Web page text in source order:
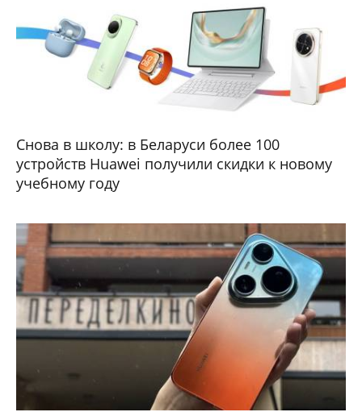
Снова в школу: в Беларуси более 100
устройств Huawei получили скидки к новому
учебному году